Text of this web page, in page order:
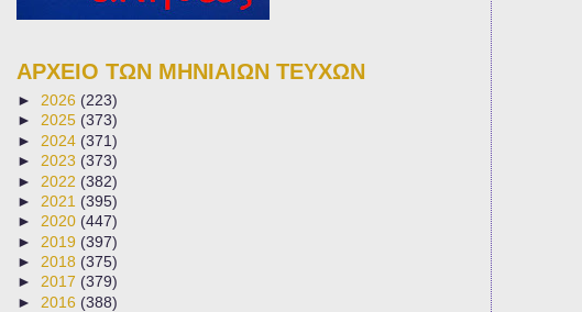
ΑΡΧΕΙΟ ΤΩΝ ΜΗΝΙΑΙΩΝ ΤΕΥΧΩΝ
► 2026 (223)
► 2025 (373)
► 2024 (371)
► 2023 (373)
► 2022 (382)
► 2021 (395)
► 2020 (447)
► 2019 (397)
► 2018 (375)
► 2017 (379)
► 2016 (388)